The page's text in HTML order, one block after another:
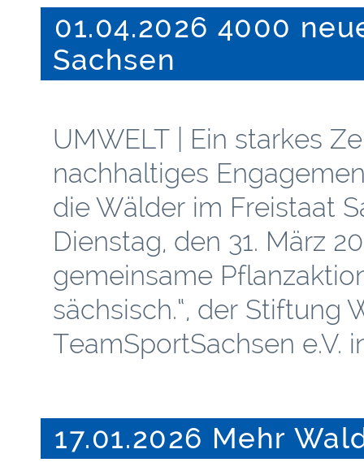
01.04.2026 4000
Sachsen
UMWELT | Ein starkes
nachhaltiges
die Wälder im Freistaat
Dienstag, den 31. März
gemeinsame
sächsisch.“, der Stiftung
TeamSportSachsen e.V.
17.01.2026 Mehr